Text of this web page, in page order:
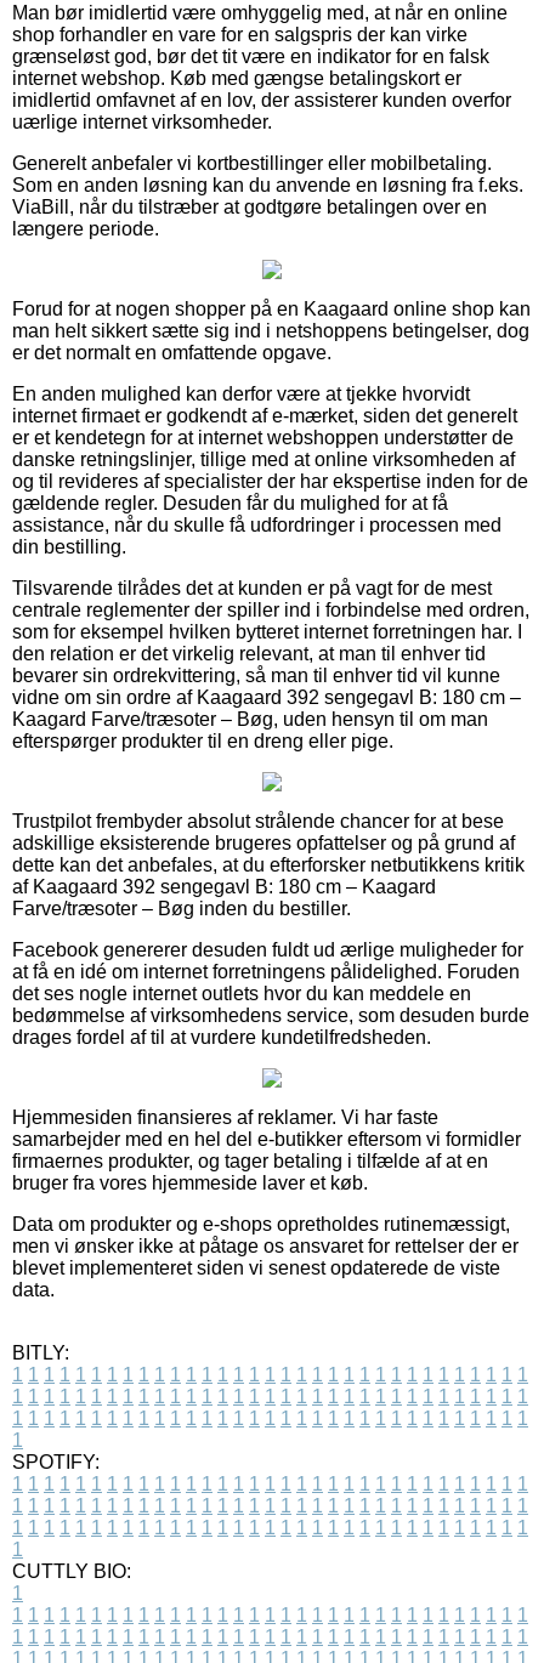
Man bør imidlertid være omhyggelig med, at når en online
shop forhandler en vare for en salgspris der kan virke
grænseløst god, bør det tit være en indikator for en falsk
internet webshop. Køb med gængse betalingskort er
imidlertid omfavnet af en lov, der assisterer kunden overfor
uærlige internet virksomheder.
Generelt anbefaler vi kortbestillinger eller mobilbetaling.
Som en anden løsning kan du anvende en løsning fra f.eks.
ViaBill, når du tilstræber at godtgøre betalingen over en
længere periode.
Forud for at nogen shopper på en Kaagaard online shop kan
man helt sikkert sætte sig ind i netshoppens betingelser, dog
er det normalt en omfattende opgave.
En anden mulighed kan derfor være at tjekke hvorvidt
internet firmaet er godkendt af e-mærket, siden det generelt
er et kendetegn for at internet webshoppen understøtter de
danske retningslinjer, tillige med at online virksomheden af
og til revideres af specialister der har ekspertise inden for de
gældende regler. Desuden får du mulighed for at få
assistance, når du skulle få udfordringer i processen med
din bestilling.
Tilsvarende tilrådes det at kunden er på vagt for de mest
centrale reglementer der spiller ind i forbindelse med ordren,
som for eksempel hvilken bytteret internet forretningen har. I
den relation er det virkelig relevant, at man til enhver tid
bevarer sin ordrekvittering, så man til enhver tid vil kunne
vidne om sin ordre af Kaagaard 392 sengegavl B: 180 cm –
Kaagard Farve/træsoter – Bøg, uden hensyn til om man
efterspørger produkter til en dreng eller pige.
Trustpilot frembyder absolut strålende chancer for at bese
adskillige eksisterende brugeres opfattelser og på grund af
dette kan det anbefales, at du efterforsker netbutikkens kritik
af Kaagaard 392 sengegavl B: 180 cm – Kaagard
Farve/træsoter – Bøg inden du bestiller.
Facebook genererer desuden fuldt ud ærlige muligheder for
at få en idé om internet forretningens pålidelighed. Foruden
det ses nogle internet outlets hvor du kan meddele en
bedømmelse af virksomhedens service, som desuden burde
drages fordel af til at vurdere kundetilfredsheden.
Hjemmesiden finansieres af reklamer. Vi har faste
samarbejder med en hel del e-butikker eftersom vi formidler
firmaernes produkter, og tager betaling i tilfælde af at en
bruger fra vores hjemmeside laver et køb.
Data om produkter og e-shops opretholdes rutinemæssigt,
men vi ønsker ikke at påtage os ansvaret for rettelser der er
blevet implementeret siden vi senest opdaterede de viste
data.
BITLY:
1 1 1 1 1 1 1 1 1 1 1 1 1 1 1 1 1 1 1 1 1 1 1 1 1 1 1 1 1 1 1 1 1
1 1 1 1 1 1 1 1 1 1 1 1 1 1 1 1 1 1 1 1 1 1 1 1 1 1 1 1 1 1 1 1 1
1 1 1 1 1 1 1 1 1 1 1 1 1 1 1 1 1 1 1 1 1 1 1 1 1 1 1 1 1 1 1 1 1
1
SPOTIFY:
1 1 1 1 1 1 1 1 1 1 1 1 1 1 1 1 1 1 1 1 1 1 1 1 1 1 1 1 1 1 1 1 1
1 1 1 1 1 1 1 1 1 1 1 1 1 1 1 1 1 1 1 1 1 1 1 1 1 1 1 1 1 1 1 1 1
1 1 1 1 1 1 1 1 1 1 1 1 1 1 1 1 1 1 1 1 1 1 1 1 1 1 1 1 1 1 1 1 1
1
CUTTLY BIO:
1
1 1 1 1 1 1 1 1 1 1 1 1 1 1 1 1 1 1 1 1 1 1 1 1 1 1 1 1 1 1 1 1 1
1 1 1 1 1 1 1 1 1 1 1 1 1 1 1 1 1 1 1 1 1 1 1 1 1 1 1 1 1 1 1 1 1
1 1 1 1 1 1 1 1 1 1 1 1 1 1 1 1 1 1 1 1 1 1 1 1 1 1 1 1 1 1 1 1 1